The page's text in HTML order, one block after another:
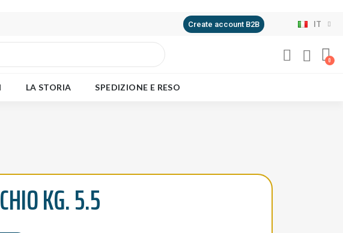
Create account B2B IT
LA STORIA SPEDIZIONE E RESO
KG. 5.5